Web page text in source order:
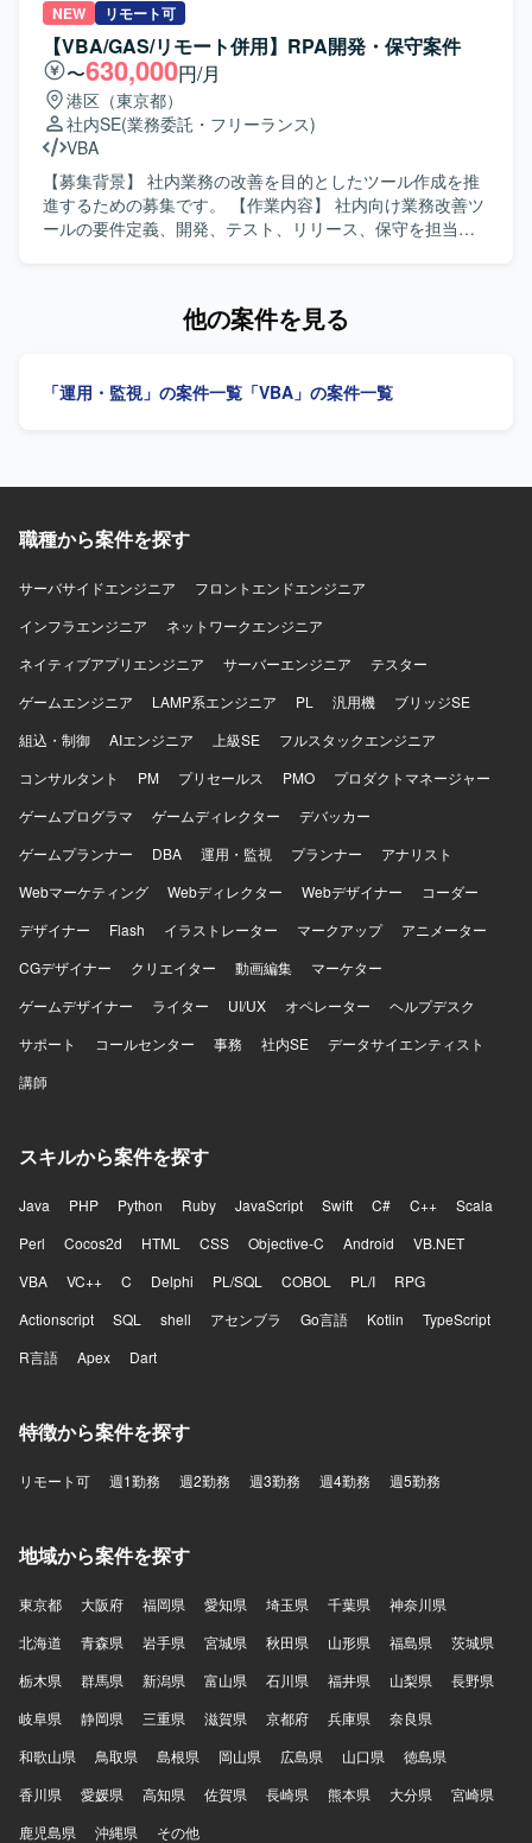
ーションを取り、内容を理解しながら対応できる方を求め
ています。 【ポジションの魅力】 既存システムの改修から
サーバ環境のバージョンアップまで、幅広い対応に携われ
ます。 【開発環境】 Excelマクロ、VBA、Windowsバッ
チ、Windows Server、Microsoft Access DBを使用します。
NEW リモート可
【VBA/GAS/リモート併用】RPA開発・保守案件
〜630,000円/月
港区（東京都）
社内SE(業務委託・フリーランス)
VBA
【募集背景】 社内業務の改善を目的としたツール作成を推
進するための募集です。 【作業内容】 社内向け業務改善ツ
ールの要件定義、開発、テスト、リリース、保守を担当し
に携わることができます。 【開発環境】 VBA、GASおよび他の案件を見る
「運用・監視」の案件一覧 「VBA」の案件一覧
職種から案件を探す
サーバサイドエンジニア
フロントエンドエンジニア
インフラエンジニア
ネットワークエンジニア
ネイティブアプリエンジニア
サーバーエンジニア
テスター
ゲームエンジニア
LAMP系エンジニア PL 汎用機
ブリッジSE
組込・制御
AIエンジニア 上級SE
フルスタックエンジニア
コンサルタント
PM プリセールス PMO
プロダクトマネージャー
ゲームプログラマ
ゲームディレクター
デバッカー
ゲームプランナー
DBA 運用・監視 プランナー
アナリスト
Webマーケティング
Webディレクター Webデザイナー
コーダー
デザイナー
Flash イラストレーター マークアップ
アニメーター
CGデザイナー
クリエイター 動画編集
マーケター
ゲームデザイナー
ライター UI/UX オペレーター
ヘルプデスク
サポート
コールセンター 事務 社内SE
データサイエンティスト
講師
スキルから案件を探す
Java PHP Python Ruby JavaScript Swift C# C++
Scala
Perl
Cocos2d HTML CSS Objective-C Android
VB.NET
VBA
VC++ C Delphi PL/SQL COBOL PL/I
RPG
Actionscript
SQL shell アセンブラ Go言語 Kotlin
TypeScript
R言語
Apex Dart
特徴から案件を探す
リモート可 週1勤務 週2勤務 週3勤務 週4勤務 週5勤務
地域から案件を探す
東京都 大阪府 福岡県 愛知県 埼玉県 千葉県
神奈川県
北海道
青森県 岩手県 宮城県 秋田県 山形県 福島県
茨城県
栃木県
群馬県 新潟県 富山県 石川県 福井県 山梨県
長野県
岐阜県
静岡県 三重県 滋賀県 京都府 兵庫県
奈良県
和歌山県
鳥取県 島根県 岡山県 広島県 山口県
徳島県
香川県
愛媛県 高知県 佐賀県 長崎県 熊本県 大分県
宮崎県
鹿児島県
沖縄県 その他